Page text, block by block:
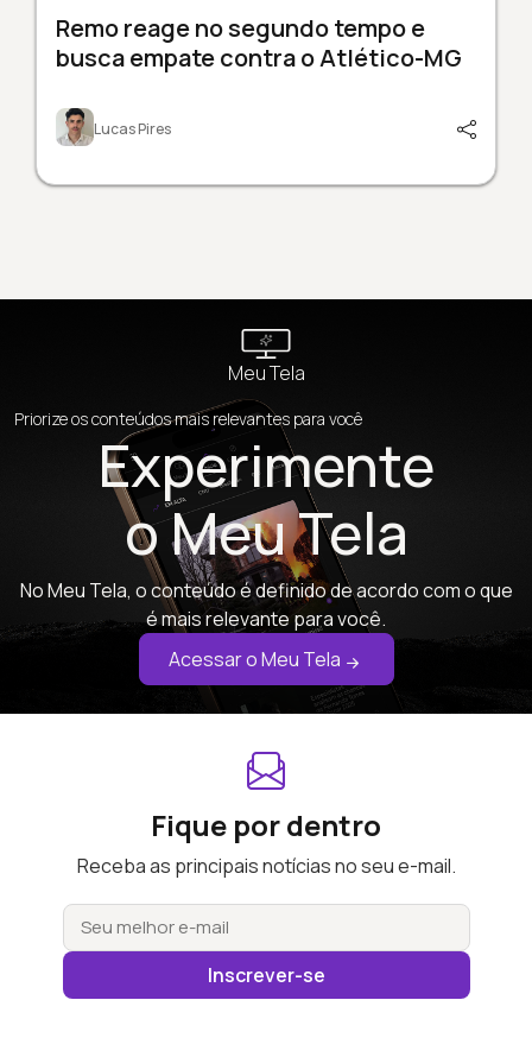
Remo reage no segundo tempo e
busca empate contra o Atlético-MG
Lucas Pires
Meu Tela
Priorize os conteúdos mais relevantes para você
Experimente
o Meu Tela
No Meu Tela, o conteúdo é definido de acordo com o que
é mais relevante para você.
Acessar o Meu Tela
Fique por dentro
Receba as principais notícias no seu e-mail.
Inscrever-se